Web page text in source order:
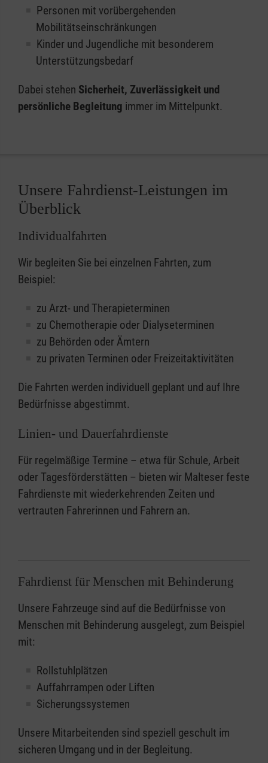
Personen mit vorübergehenden
Mobilitätseinschränkungen
Kinder und Jugendliche mit besonderem
Unterstützungsbedarf
Dabei stehen Sicherheit, Zuverlässigkeit und
persönliche Begleitung immer im Mittelpunkt.
Unsere Fahrdienst-Leistungen im
Überblick
Individualfahrten
Wir begleiten Sie bei einzelnen Fahrten, zum
Beispiel:
zu Arzt- und Therapieterminen
zu Chemotherapie oder Dialyseterminen
zu Behörden oder Ämtern
zu privaten Terminen oder Freizeitaktivitäten
Die Fahrten werden individuell geplant und auf Ihre
Bedürfnisse abgestimmt.
Linien- und Dauerfahrdienste
Für regelmäßige Termine – etwa für Schule, Arbeit
oder Tagesförderstätten – bieten wir Malteser feste
Fahrdienste mit wiederkehrenden Zeiten und
vertrauten Fahrerinnen und Fahrern an.
Fahrdienst für Menschen mit Behinderung
Unsere Fahrzeuge sind auf die Bedürfnisse von
Menschen mit Behinderung ausgelegt, zum Beispiel
mit:
Rollstuhlplätzen
Auffahrrampen oder Liften
Sicherungssystemen
Unsere Mitarbeitenden sind speziell geschult im
sicheren Umgang und in der Begleitung.